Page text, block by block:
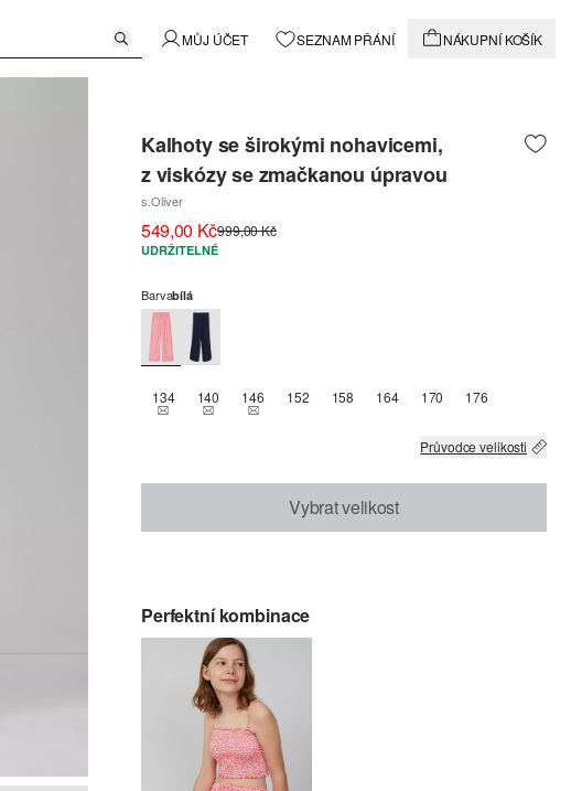
MŮJ ÚČET SEZNAM PŘÁNÍ NÁKUPNÍ KOŠÍK
Kalhoty se širokými nohavicemi,
z viskózy se zmačkanou úpravou
s.Oliver
549,00 Kč999,00 Kč
UDRŽITELNÉ
Barvabílá
134THIS SIZE IS CURRENTLY OUT OF STOCK
140THIS SIZE IS CURRENTLY OUT OF STOCK
146THIS SIZE IS CURRENTLY OUT OF STOCK
152 158 164 170 176
Průvodce velikosti
Vybrat velikost
Perfektní kombinace